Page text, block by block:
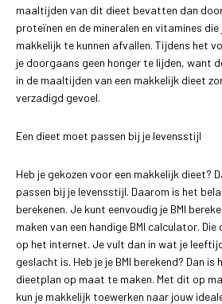
maaltijden van dit dieet bevatten dan
proteïnen en de mineralen en vitamines
makkelijk te kunnen afvallen. Tijdens het
je doorgaans geen honger te lijden, want
in de maaltijden van een makkelijk dieet
verzadigd gevoel.
Een dieet moet passen bij je levensstijl
Heb je gekozen voor een makkelijk dieet?
passen bij je levensstijl. Daarom is het
berekenen. Je kunt eenvoudig je BMI
maken van een handige BMI calculator.
op het internet. Je vult dan in wat je
geslacht is. Heb je je BMI berekend? Dan is
dieetplan op maat te maken. Met dit op
kun je makkelijk toewerken naar jouw